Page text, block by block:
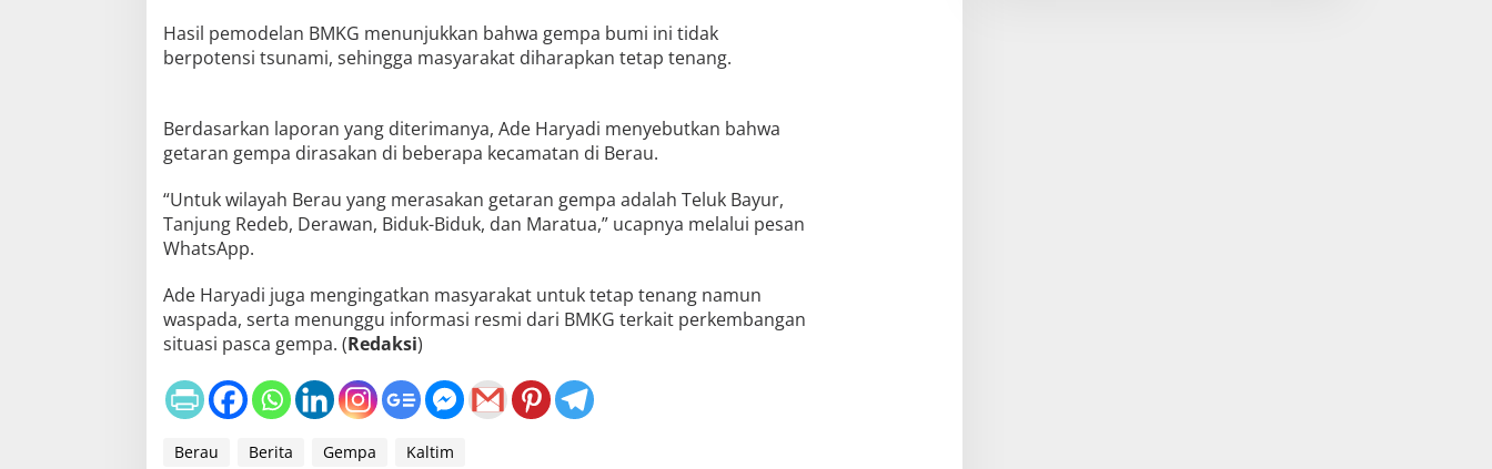
Hasil pemodelan BMKG menunjukkan bahwa gempa bumi ini tidak
berpotensi tsunami, sehingga masyarakat diharapkan tetap tenang.
Berdasarkan laporan yang diterimanya, Ade Haryadi menyebutkan bahwa
getaran gempa dirasakan di beberapa kecamatan di Berau.
“Untuk wilayah Berau yang merasakan getaran gempa adalah Teluk Bayur,
Tanjung Redeb, Derawan, Biduk-Biduk, dan Maratua,” ucapnya melalui pesan
WhatsApp.
Ade Haryadi juga mengingatkan masyarakat untuk tetap tenang namun
waspada, serta menunggu informasi resmi dari BMKG terkait perkembangan
situasi pasca gempa. (Redaksi)
Berau Berita Gempa Kaltim